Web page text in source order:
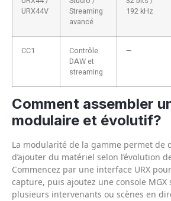
URX44V
Streaming
avancé
192 kHz
CC1
Contrôle
DAW et
streaming
—
Comment assembler
modulaire et évolutif?
La modularité de la gamme permet de
d’ajouter du matériel selon l’évolution
Commencez par une interface URX
capture, puis ajoutez une console MGX
plusieurs intervenants ou scènes en